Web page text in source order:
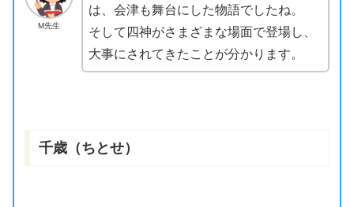
M先生
は、 会津も舞台にした物語でしたね。
そして四神がさまざまな場面で登場し、
大事にされてきたことが分かります。
千歳（ちとせ）